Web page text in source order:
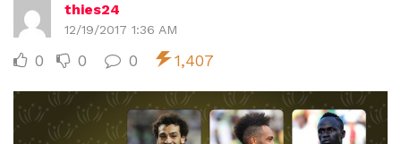
thies24
12/19/2017 1:36 AM
0 0 0 1,407